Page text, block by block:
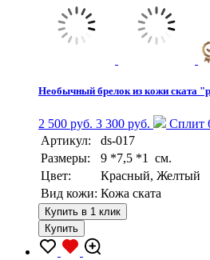
Необычный брелок из кожи ската
2 500 руб. 3 300 руб.
Сплит
Артикул:
ds-017
Размеры:
9 *7,5 *1 см.
Цвет:
Красный, Желтый
Вид кожи: Кожа ската
Купить в 1 клик
Купить